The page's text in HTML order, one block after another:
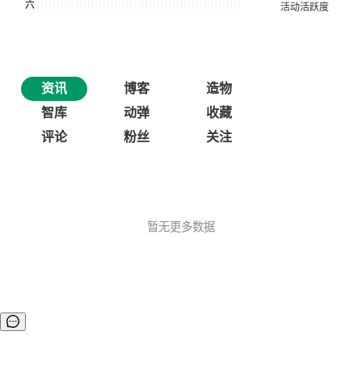
资讯 博客
造物
智库
动弹
收藏
评论
粉丝 关注
暂无更多数据